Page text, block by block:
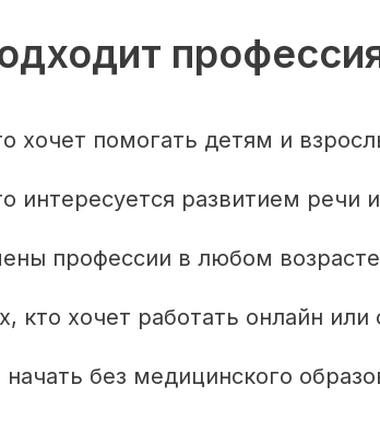
хочет помогать детям и
интересуется развитием речи
профессии в любом возрасте
кто хочет работать онлайн или
без медицинского